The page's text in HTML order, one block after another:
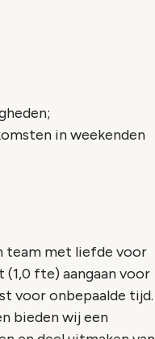
in weekenden
team met liefde voor
fte) aangaan voor
voor onbepaalde tijd.
bieden wij een